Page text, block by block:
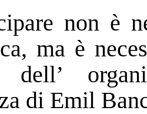
non è
ma è
dell’
di Emil